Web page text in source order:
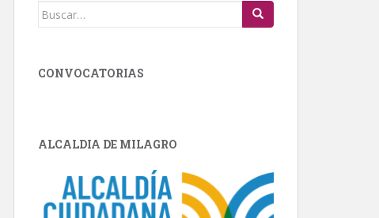
Buscar:
CONVOCATORIAS
ALCALDIA DE MILAGRO